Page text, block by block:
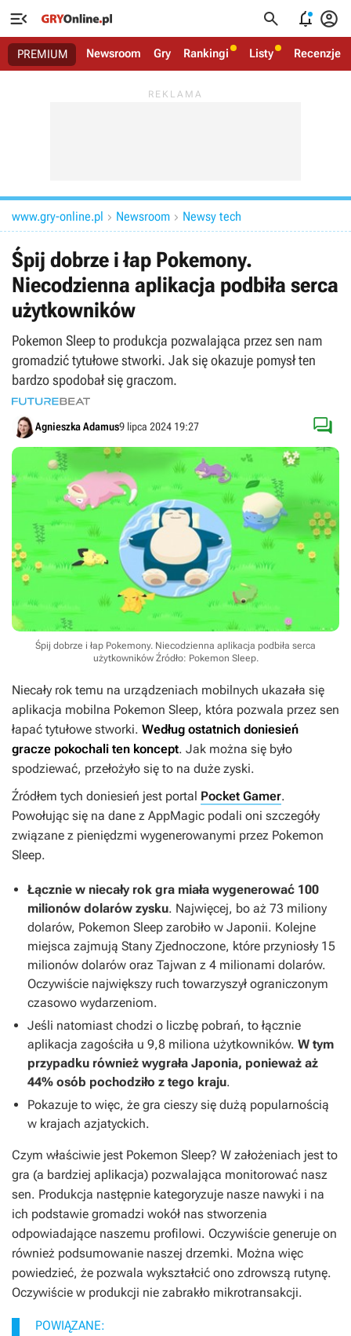
   
PREMIUM Newsroom Gry Rankingi Listy Recenzje
www.gry-online.pl  Newsroom  Newsy tech
Śpij dobrze i łap Pokemony.
Niecodzienna aplikacja podbiła serca
użytkowników
Pokemon Sleep to produkcja pozwalająca przez sen nam
gromadzić tytułowe stworki. Jak się okazuje pomysł ten
bardzo spodobał się graczom.
Agnieszka Adamus9 lipca 2024 19:27 
Śpij dobrze i łap Pokemony. Niecodzienna aplikacja podbiła serca
użytkowników Źródło: Pokemon Sleep.
Niecały rok temu na urządzeniach mobilnych ukazała się
aplikacja mobilna Pokemon Sleep, która pozwala przez sen
łapać tytułowe stworki. Według ostatnich doniesień
gracze pokochali ten koncept. Jak można się było
spodziewać, przełożyło się to na duże zyski.
Źródłem tych doniesień jest portal Pocket Gamer.
Powołując się na dane z AppMagic podali oni szczegóły
związane z pieniędzmi wygenerowanymi przez Pokemon
Sleep.
Łącznie w niecały rok gra miała wygenerować 100
milionów dolarów zysku. Najwięcej, bo aż 73 miliony
dolarów, Pokemon Sleep zarobiło w Japonii. Kolejne
miejsca zajmują Stany Zjednoczone, które przyniosły 15
milionów dolarów oraz Tajwan z 4 milionami dolarów.
Oczywiście największy ruch towarzyszył ograniczonym
czasowo wydarzeniom.
Jeśli natomiast chodzi o liczbę pobrań, to łącznie
aplikacja zagościła u 9,8 miliona użytkowników. W tym
przypadku również wygrała Japonia, ponieważ aż
44% osób pochodziło z tego kraju.
Pokazuje to więc, że gra cieszy się dużą popularnością
w krajach azjatyckich.
Czym właściwie jest Pokemon Sleep? W założeniach jest to
gra (a bardziej aplikacja) pozwalająca monitorować nasz
sen. Produkcja następnie kategoryzuje nasze nawyki i na
ich podstawie gromadzi wokół nas stworzenia
odpowiadające naszemu profilowi. Oczywiście generuje on
również podsumowanie naszej drzemki. Można więc
powiedzieć, że pozwala wykształcić ono zdrowszą rutynę.
Oczywiście w produkcji nie zabrakło mikrotransakcji.
POWIĄZANE: